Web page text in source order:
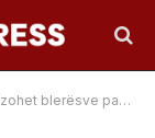
pas pritjes së gjatët